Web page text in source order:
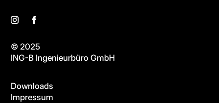
© 2025
ING-B Ingenieurbüro GmbH
Downloads
Impressum